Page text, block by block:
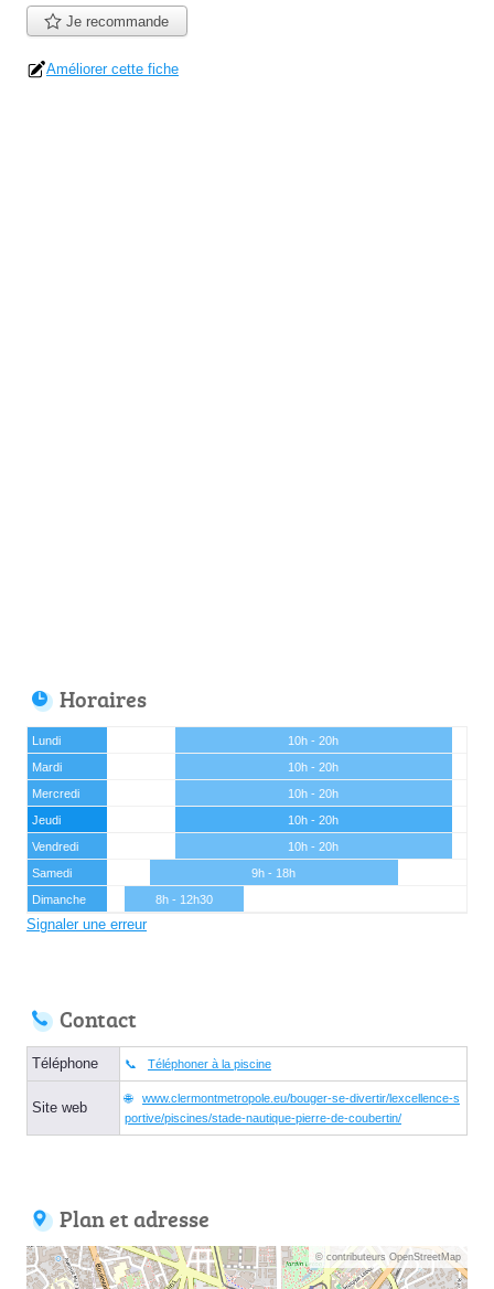
Je recommande
Améliorer cette fiche
Horaires
Lundi
10h - 20h
Mardi
10h - 20h
Mercredi
10h - 20h
Jeudi
10h - 20h
Vendredi
10h - 20h
Samedi
9h - 18h
Dimanche
8h - 12h30
Signaler une erreur
Contact
Téléphone Téléphoner à la piscine
Site web
www.clermontmetropole.eu/bouger-se-divertir/lexcellence-s
portive/piscines/stade-nautique-pierre-de-coubertin/
Plan et adresse
© contributeurs OpenStreetMap